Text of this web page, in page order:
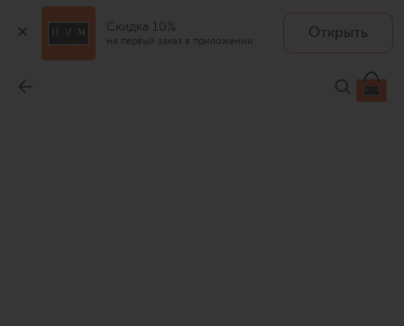
Скидка 10%
на первый заказ в приложении
Открыть
FRED